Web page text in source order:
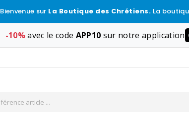
Bienvenue sur La Boutique des Chrétiens. La
-10%avec le code APP10 sur notre application